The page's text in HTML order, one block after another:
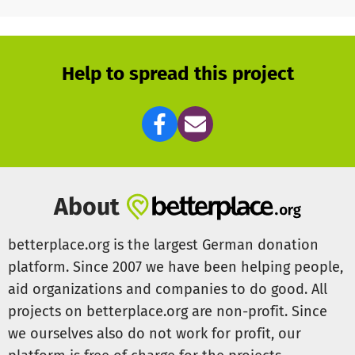
eure Spende ist diese Arbeit in einem größern Stil nicht
möglich. Auch heute noch sterben täglich Babys und so
viele Eltern haben nichts zur Hand, dass sie ihrem Kind
anziehen und mitgeben können.
Wir hoffen auf eure Hilfe.
Herzlichen Dank!
stilleswunder.de
Help to spread this project
About
betterplace.org is the largest German donation
platform. Since 2007 we have been helping people,
aid organizations and companies to do good. All
projects on betterplace.org are non-profit. Since
we ourselves also do not work for profit, our